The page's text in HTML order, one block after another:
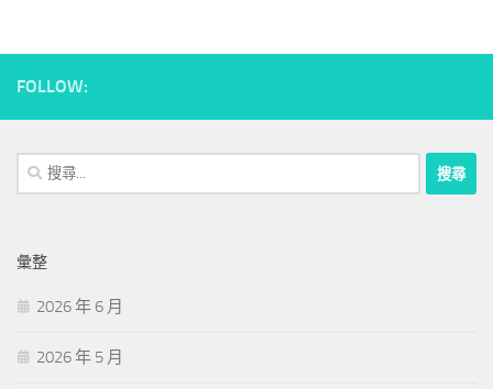
FOLLOW:
搜
尋
字:
彙整
2026 年 6 月
2026 年 5 月